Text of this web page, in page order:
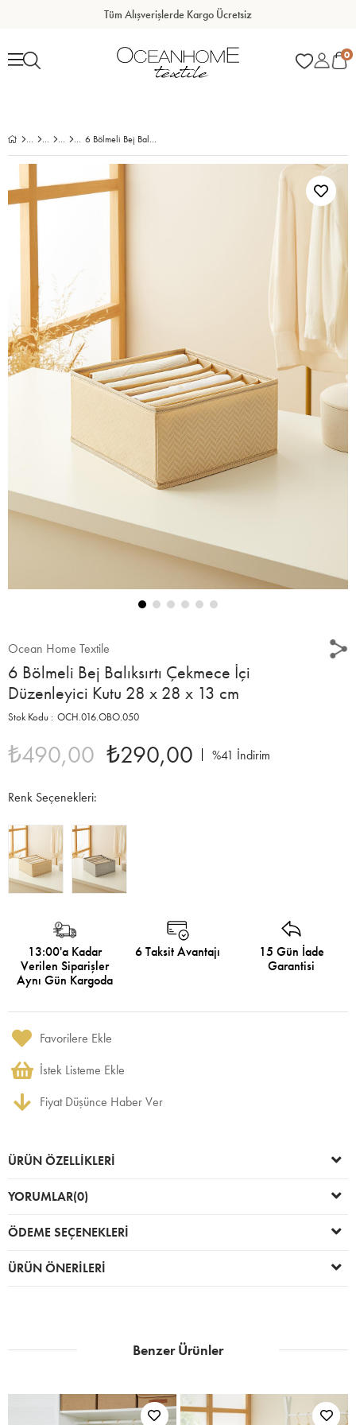
Tüm Alışverişlerde Kargo Ücretsiz
0
6 Bölmeli Bej Balıksırtı Çekmece İçi Düzenleyici Kutu 28 x 28 x 13 cm
Ocean Home Textile
6 Bölmeli Bej Balıksırtı Çekmece İçi
Düzenleyici Kutu 28 x 28 x 13 cm
OCH.016.OBO.050
₺490,00 ₺290,00 %41 İndirim
Renk Seçenekleri:
13:00'a Kadar
Verilen Siparişler
Aynı Gün Kargoda
6 Taksit Avantajı
15 Gün İade
Garantisi
Favorilere Ekle
İstek Listeme Ekle
Fiyat Düşünce Haber Ver
ÜRÜN ÖZELLIKLERI
YORUMLAR(0)
ÖDEME SEÇENEKLERI
ÜRÜN ÖNERILERI
Benzer Ürünler